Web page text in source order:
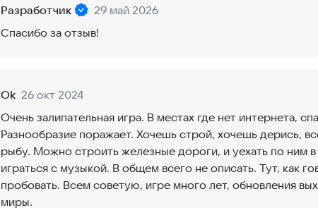
Разработчик
29 май 2026
Спасибо за отзыв!
Ok 26 окт 2024
Очень залипательная игра. В местах где нет интернета,
Разнообразие поражает. Хочешь строй, хочешь дерись,
рыбу. Можно строить железные дороги, и уехать по ним
играться с музыкой. В общем всего не описать. Тут, как
пробовать. Всем советую, игре много лет, обновления
миры.